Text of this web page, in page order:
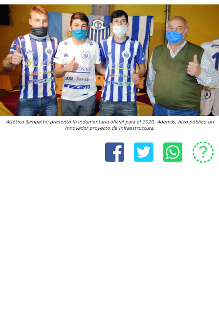
Atlético Sampacho presentó la indumentaria oficial para el 2020. Además, hizo público un
innovador proyecto de infraestructura.